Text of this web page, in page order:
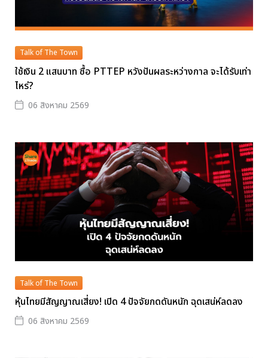
Talk of The Town
ใช้เงิน 2 แสนบาท ซื้อ PTTEP หวังปันผลระหว่างกาล จะได้รับเท่า
ไหร่?
06 สิงหาคม 2569
Talk of The Town
หุ้นไทยมีสัญญาณเสี่ยง! เปิด 4 ปัจจัยกดดันหนัก ฉุดเสน่ห์ลดลง
06 สิงหาคม 2569